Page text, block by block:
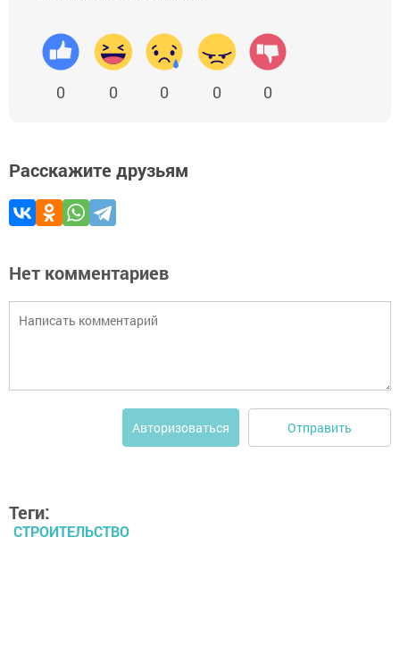
0 0 0 0 0
Расскажите друзьям
Нет комментариев
Авторизоваться Отправить
Теги:
СТРОИТЕЛЬСТВО